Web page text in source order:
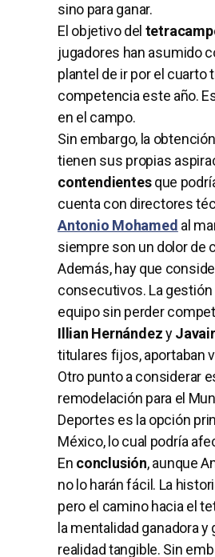
sino para ganar.
El objetivo del
jugadores han asumido
plantel de ir por el cuarto
competencia este año.
en el campo.
Sin embargo, la
tienen sus propias
contendientesque
cuenta con directores
Antonio Mohamed al
siempre son un dolor de
Además, hay que
consecutivos. La gestión
equipo sin perder
Illian Hernándezy
titulares fijos, aportaban
Otro punto a considerar
remodelación para el
Deportes es la opción
México, lo cual podría
En conclusión, aunque
no lo harán fácil. La
pero el camino hacia el
la mentalidad ganadora
realidad tangible. Sin